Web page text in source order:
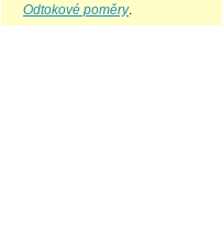
Odtokové poměry.